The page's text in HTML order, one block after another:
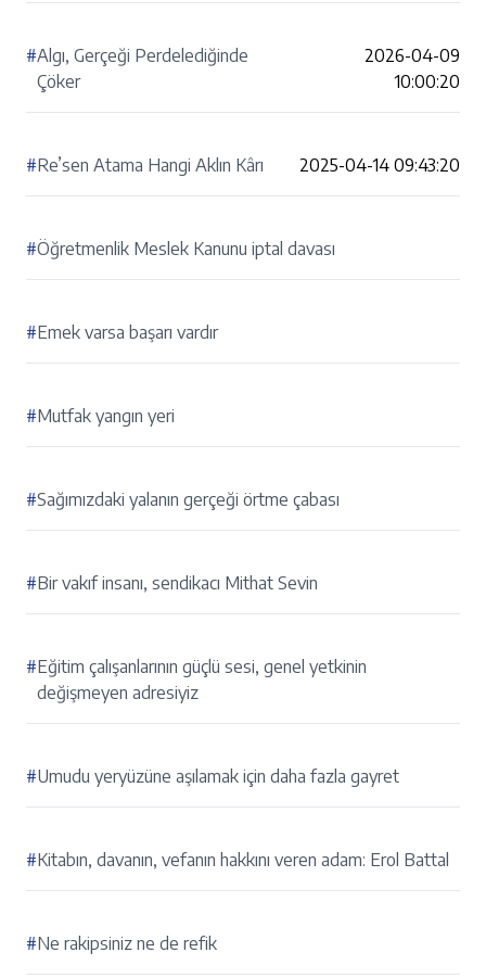
#Algı, Gerçeği Perdelediğinde
Çöker
2026-04-09
10:00:20
#Re’sen Atama Hangi Aklın Kârı 2025-04-14 09:43:20
#Öğretmenlik Meslek Kanunu iptal davası
#Emek varsa başarı vardır
#Mutfak yangın yeri
#Sağımızdaki yalanın gerçeği örtme çabası
#Bir vakıf insanı, sendikacı Mithat Sevin
#Eğitim çalışanlarının güçlü sesi, genel yetkinin
değişmeyen adresiyiz
#Umudu yeryüzüne aşılamak için daha fazla gayret
#Kitabın, davanın, vefanın hakkını veren adam: Erol Battal
#Ne rakipsiniz ne de refik